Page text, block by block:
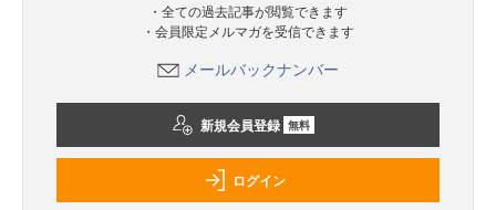
・全ての過去記事が閲覧できます
・会員限定メルマガを受信できます
メールバックナンバー
新規会員登録 無料
ログイン